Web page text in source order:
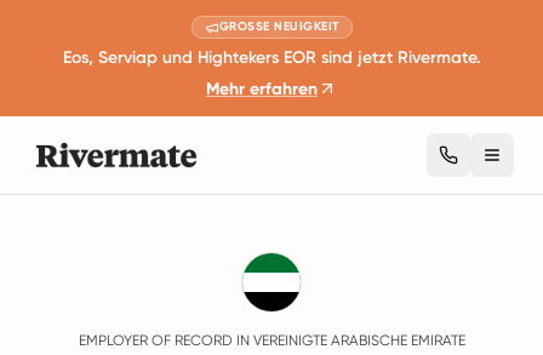
GROSSE NEUIGKEIT
Eos, Serviap und Hightekers EOR sind jetzt Rivermate.
Mehr erfahren
EMPLOYER OF RECORD IN VEREINIGTE ARABISCHE EMIRATE